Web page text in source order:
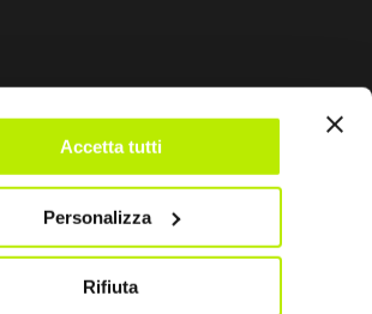
Accetta tutti
Personalizza
Rifiuta